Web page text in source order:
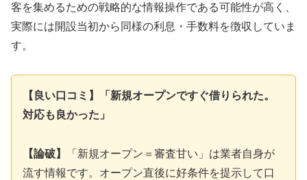
客を集めるための戦略的な情報操作である可能性が高く、
実際には開設当初から同様の利息・手数料を徴収していま
す。
【良い口コミ】「新規オープンですぐ借りられた。
対応も良かった」
【論破】
「新規オープン＝審査甘い」は業者自身が
流す情報です。オープン直後に好条件を提示して口